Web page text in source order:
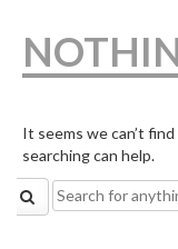
It seems we can’t
searching can help.
Search
for: